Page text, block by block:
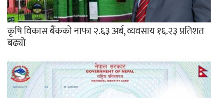
कृषि विकास बैंकको नाफा २.६३ अर्ब, व्यवसाय १६.२३ प्रतिशत
बढ्यो